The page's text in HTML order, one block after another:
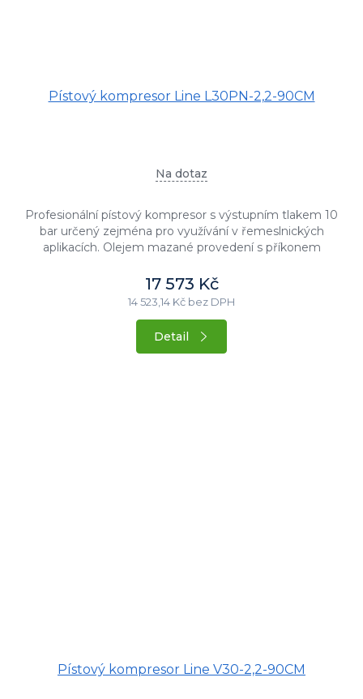
Pístový kompresor Line L30PN-2,2-90CM
Na dotaz
Profesionální pístový kompresor s výstupním tlakem 10
bar určený zejména pro využívání v řemeslnických
aplikacích. Olejem mazané provedení s příkonem
17 573 Kč
14 523,14 Kč bez DPH
Detail
Pístový kompresor Line V30-2,2-90CM